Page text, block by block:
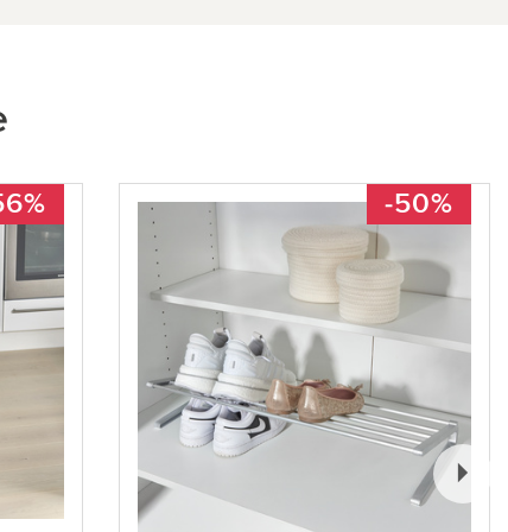
-50%